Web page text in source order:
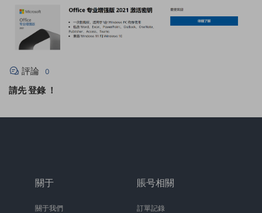
評論 0
請先登錄 ！
關于
關于我們
賬号相關
訂單記錄